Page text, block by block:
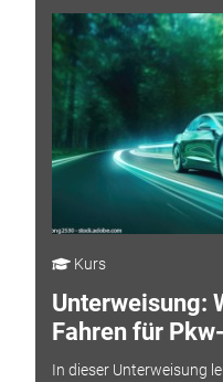
Kurs
Unterweisung:
Fahren für
In dieser Unterweisung